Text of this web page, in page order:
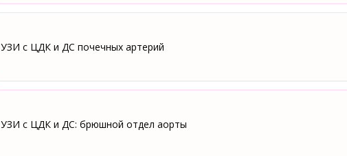
УЗИ с ЦДК и ДС почечных артерий
УЗИ с ЦДК и ДС: брюшной отдел аорты